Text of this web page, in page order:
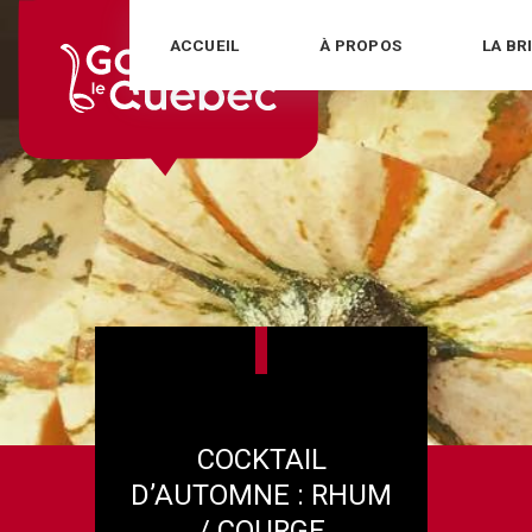
content
ACCUEIL À PROPOS LA
COCKTAIL
D’AUTOMNE : RHUM